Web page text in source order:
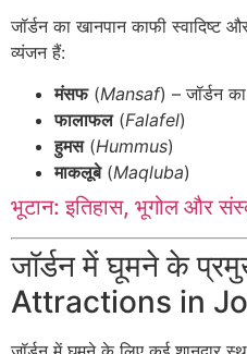
जॉर्डन का खानपान काफी स्वादिष्ट
व्यंजन हैं:
मंसफ(Mansaf) – जॉर्डन
फालाफल(Falafel)
हुमस(Hummus)
माकलूबे(Maqluba)
भूटान: इतिहास, भूगोल और
जॉर्डन में घूमने के
Attractions in